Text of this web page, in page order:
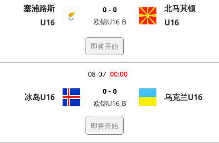
塞浦路斯
U16
0 - 0
欧锦U16 B
北马其顿
U16
即将开始
00:00
08-07
冰岛U16
0 - 0
欧锦U16 B
乌克兰U16
即将开始